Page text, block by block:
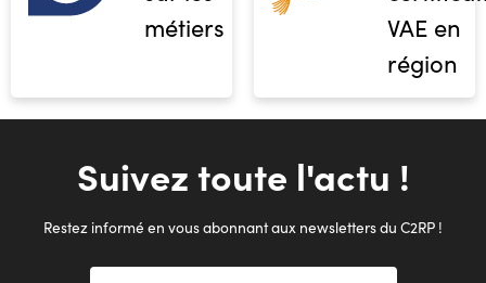
métiers
VAE en
région
Suivez toute l'actu !
Restez informé en vous abonnant aux newsletters du C2RP !